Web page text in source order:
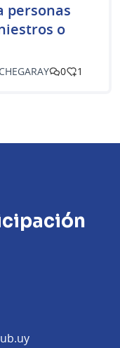
personas
o
0 1
(Abrir en una